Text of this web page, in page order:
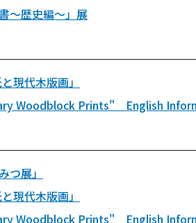
～歴史編～」展
現代木版画」
Woodblock Prints" English
つ展」
現代木版画」
Woodblock Prints" English